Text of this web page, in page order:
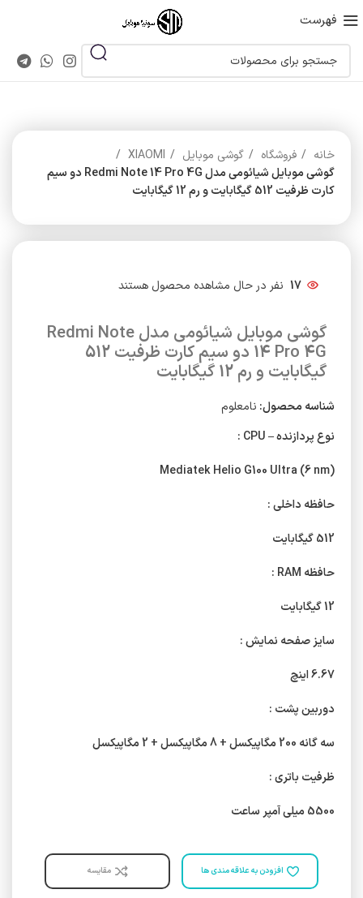
فهرست
خانه فروشگاه گوشی موبایل
XIAOMI
گوشی موبایل شیائومی مدل Redmi Note 14 Pro 4G دو سیم
کارت ظرفیت 512 گیگابایت و رم 12 گیگابایت
17 نفر در حال مشاهده محصول هستند
گوشی موبایل شیائومی مدل Redmi Note
14 Pro 4G دو سیم کارت ظرفیت 512
گیگابایت و رم 12 گیگابایت
شناسه محصول: نامعلوم
نوع پردازنده – CPU :
Mediatek Helio G100 Ultra (6 nm)
حافظه داخلی :
512 گیگابایت
حافظه RAM :
12 گیگابایت
سایز صفحه نمایش :
6.67 اینچ
دوربین پشت :
سه گانه 200 مگاپیکسل + 8 مگاپیکسل + 2 مگاپیکسل
ظرفیت باتری :
5500 میلی‌ آمپر ساعت
افزودن به علاقه مندی ها مقایسه